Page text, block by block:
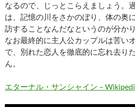
なるので、じっとこらえましょう。
は、記憶の川をさかのぼり、体の奥
訪することなんだなというのが分か
なお最終的に主人公カップルは苦い
で、別れた恋人を徹底的に忘れ去り
ん。
エターナル・サンシャイン –